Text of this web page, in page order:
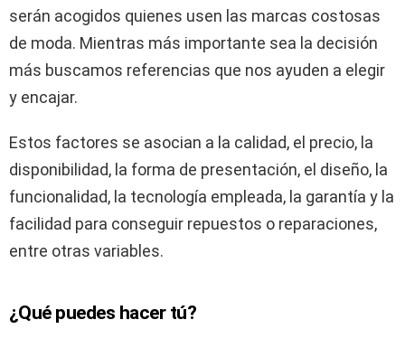
serán acogidos quienes usen las marcas costosas
de moda. Mientras más importante sea la decisión
más buscamos referencias que nos ayuden a elegir
y encajar.
Estos factores se asocian a la calidad, el precio, la
disponibilidad, la forma de presentación, el diseño, la
funcionalidad, la tecnología empleada, la garantía y la
facilidad para conseguir repuestos o reparaciones,
entre otras variables.
¿Qué puedes hacer tú?